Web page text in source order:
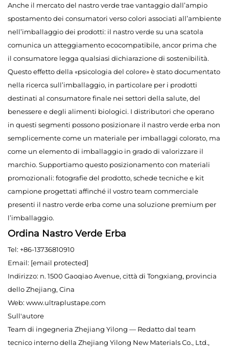
Anche il mercato del nastro verde trae vantaggio dall’ampio
spostamento dei consumatori verso colori associati all’ambiente
nell’imballaggio dei prodotti: il nastro verde su una scatola
comunica un atteggiamento ecocompatibile, ancor prima che
il consumatore legga qualsiasi dichiarazione di sostenibilità.
Questo effetto della «psicologia del colore» è stato documentato
nella ricerca sull’imballaggio, in particolare per i prodotti
destinati al consumatore finale nei settori della salute, del
benessere e degli alimenti biologici. I distributori che operano
in questi segmenti possono posizionare il nastro verde erba non
semplicemente come un materiale per imballaggi colorato, ma
come un elemento di imballaggio in grado di valorizzare il
marchio. Supportiamo questo posizionamento con materiali
promozionali: fotografie del prodotto, schede tecniche e kit
campione progettati affinché il vostro team commerciale
presenti il nastro verde erba come una soluzione premium per
l’imballaggio.
Ordina Nastro Verde Erba
Tel: +86-13736810910
Email: [email protected]
Indirizzo: n. 1500 Gaoqiao Avenue, città di Tongxiang, provincia
dello Zhejiang, Cina
Web: www.ultraplustape.com
Sull'autore
Team di ingegneria Zhejiang Yilong — Redatto dal team
tecnico interno della Zhejiang Yilong New Materials Co., Ltd.,